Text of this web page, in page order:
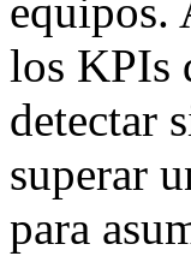
equipos.
los KPIs
detectar
superar
para